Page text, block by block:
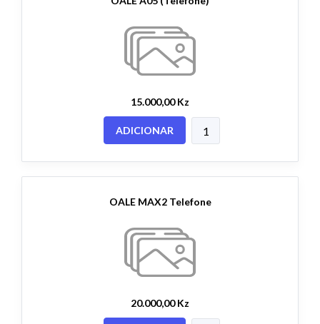
15.000,00 Kz
ADICIONAR
OALE MAX2 Telefone
20.000,00 Kz